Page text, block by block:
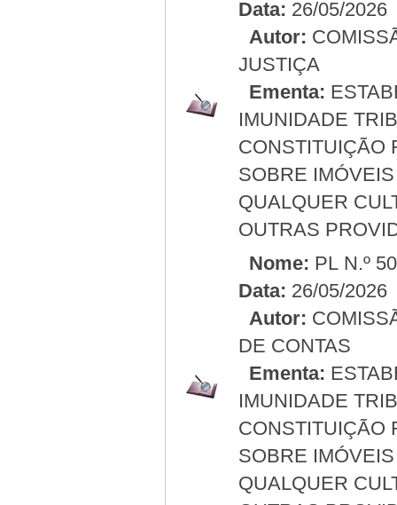
Data: 26/05/2026
Autor:
JUSTIÇA
Ementa:
IMUNIDADE
CONSTITUIÇÃO
SOBRE
QUALQUER
OUTRAS
Nome: PL N.º
Data: 26/05/2026
Autor:
DE CONTAS
Ementa:
IMUNIDADE
CONSTITUIÇÃO
SOBRE
QUALQUER